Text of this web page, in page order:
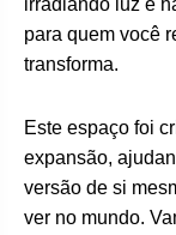
irradiando luz e
para quem você
transforma.
Este espaço foi
expansão,
versão de si
ver no mundo.